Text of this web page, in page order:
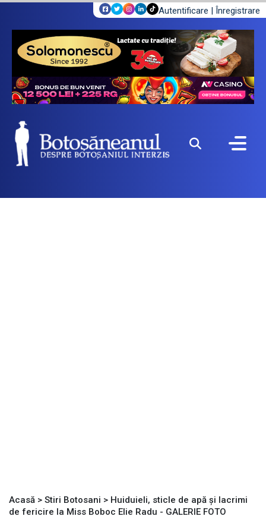
Autentificare | Înregistrare
Acasă > Stiri Botosani > Huiduieli, sticle de apă şi lacrimi
de fericire la Miss Boboc Elie Radu - GALERIE FOTO